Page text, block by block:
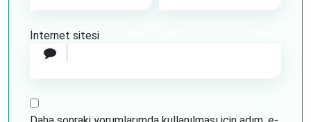
İnternet sitesi